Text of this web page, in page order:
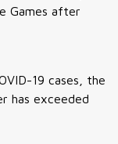
Games after
19 cases, the
has exceeded